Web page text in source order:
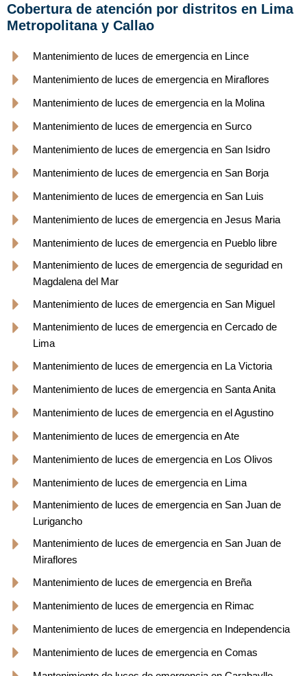
Cobertura de atención por distritos en Lima
Metropolitana y Callao
Mantenimiento de luces de emergencia en Lince
Mantenimiento de luces de emergencia en Miraflores
Mantenimiento de luces de emergencia en la Molina
Mantenimiento de luces de emergencia en Surco
Mantenimiento de luces de emergencia en San Isidro
Mantenimiento de luces de emergencia en San Borja
Mantenimiento de luces de emergencia en San Luis
Mantenimiento de luces de emergencia en Jesus Maria
Mantenimiento de luces de emergencia en Pueblo libre
Mantenimiento de luces de emergencia de seguridad en
Magdalena del Mar
Mantenimiento de luces de emergencia en San Miguel
Mantenimiento de luces de emergencia en Cercado de
Lima
Mantenimiento de luces de emergencia en La Victoria
Mantenimiento de luces de emergencia en Santa Anita
Mantenimiento de luces de emergencia en el Agustino
Mantenimiento de luces de emergencia en Ate
Mantenimiento de luces de emergencia en Los Olivos
Mantenimiento de luces de emergencia en Lima
Mantenimiento de luces de emergencia en San Juan de
Lurigancho
Mantenimiento de luces de emergencia en San Juan de
Miraflores
Mantenimiento de luces de emergencia en Breña
Mantenimiento de luces de emergencia en Rimac
Mantenimiento de luces de emergencia en Independencia
Mantenimiento de luces de emergencia en Comas